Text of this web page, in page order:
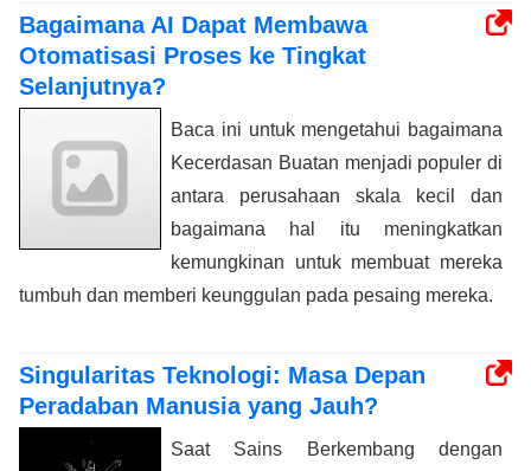
Bagaimana AI Dapat Membawa
Otomatisasi Proses ke Tingkat
Selanjutnya?
Baca ini untuk mengetahui bagaimana
Kecerdasan Buatan menjadi populer di
antara perusahaan skala kecil dan
bagaimana hal itu meningkatkan
kemungkinan untuk membuat mereka
tumbuh dan memberi keunggulan pada pesaing mereka.
Singularitas Teknologi: Masa Depan
Peradaban Manusia yang Jauh?
Saat Sains Berkembang dengan